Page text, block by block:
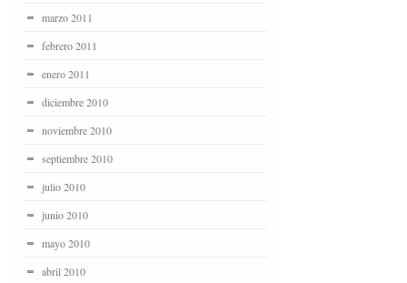
marzo 2011
febrero 2011
enero 2011
diciembre 2010
noviembre 2010
septiembre 2010
julio 2010
junio 2010
mayo 2010
abril 2010